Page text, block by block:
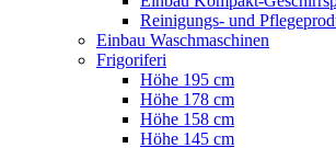
Reinigungs- und
Einbau Waschmaschinen
Frigoriferi
Höhe 195 cm
Höhe 178 cm
Höhe 158 cm
Höhe 145 cm